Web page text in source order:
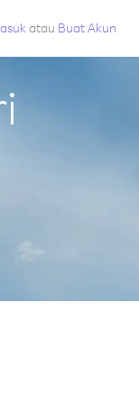
atau Buat Akun